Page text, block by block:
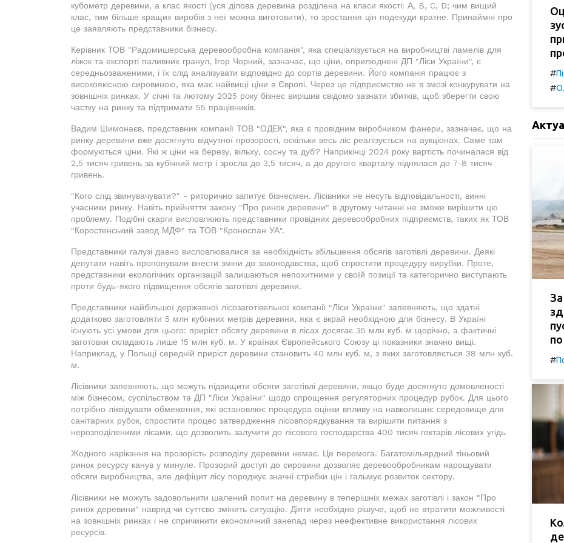
кубометр деревини, а клас якості (уся ділова деревина розділена на класи якості: А, B, C, D; чим вищий
клас, тим більше кращих виробів з неї можна виготовити), то зростання цін подекуди кратне. Принаймні про
це заявляють представники бізнесу.
Керівник ТОВ "Радомишерська деревообробна компанія", яка спеціалізується на виробництві ламелів для
ліжок та експорті паливних гранул, Ігор Чорний, зазначає, що ціни, оприлюднені ДП "Ліси України", є
середньозваженими, і їх слід аналізувати відповідно до сортів деревини. Його компанія працює з
високоякісною сировиною, яка має найвищі ціни в Європі. Через це підприємство не в змозі конкурувати на
зовнішніх ринках. У січні та лютому 2025 року бізнес вирішив свідомо зазнати збитків, щоб зберегти свою
частку на ринку та підтримати 55 працівників.
Вадим Шимонаєв, представник компанії ТОВ "ОДЕК", яка є провідним виробником фанери, зазначає, що на
ринку деревини вже досягнуто відчутної прозорості, оскільки весь ліс реалізується на аукціонах. Саме там
формуються ціни. Які ж ціни на березу, вільху, сосну та дуб? Наприкінці 2024 року вартість починалася від
2,5 тисяч гривень за кубічний метр і зросла до 3,5 тисяч, а до другого кварталу піднялася до 7-8 тисяч
гривень.
"Кого слід звинувачувати?" - риторично запитує бізнесмен. Лісівники не несуть відповідальності, винні
учасники ринку. Навіть прийняття закону "Про ринок деревини" в другому читанні не зможе вирішити цю
проблему. Подібні скарги висловлюють представники провідних деревообробних підприємств, таких як ТОВ
"Коростенський завод МДФ" та ТОВ "Кроноспан УА".
Представники галузі давно висловлювалися за необхідність збільшення обсягів заготівлі деревини. Деякі
депутати навіть пропонували внести зміни до законодавства, щоб спростити процедуру вирубки. Проте,
представники екологічних організацій залишаються непохитними у своїй позиції та категорично виступають
проти будь-якого підвищення обсягів заготівлі деревини.
Представники найбільшої державної лісозаготівельної компанії "Ліси України" запевняють, що здатні
додатково заготовляти 5 млн кубічних метрів деревини, яка є вкрай необхідною для бізнесу. В Україні
існують усі умови для цього: приріст обсягу деревини в лісах досягає 35 млн куб. м щорічно, а фактичні
заготовки складають лише 15 млн куб. м. У країнах Європейського Союзу ці показники значно вищі.
Наприклад, у Польщі середній приріст деревини становить 40 млн куб. м, з яких заготовляється 38 млн куб.
м.
Лісівники запевняють, що можуть підвищити обсяги заготівлі деревини, якщо буде досягнуто домовленості
між бізнесом, суспільством та ДП "Ліси України" щодо спрощення регуляторних процедур рубок. Для цього
потрібно ліквідувати обмеження, які встановлює процедура оцінки впливу на навколишнє середовище для
санітарних рубок, спростити процес затвердження лісовпорядкування та вирішити питання з
нерозподіленими лісами, що дозволить залучити до лісового господарства 400 тисяч гектарів лісових угідь.
Жодного нарікання на прозорість розподілу деревини немає. Це перемога. Багатомільярдний тіньовий
ринок ресурсу канув у минуле. Прозорий доступ до сировини дозволяє деревообробникам нарощувати
обсяги виробництва, але дефіцит лісу породжує значні стрибки цін і гальмує розвиток сектору.
Лісівники не можуть задовольнити шалений попит на деревину в теперішніх межах заготівлі і закон "Про
ринок деревини" навряд чи суттєво змінить ситуацію. Діяти необхідно рішуче, щоб не втратити можливості
на зовнішніх ринках і не спричинити економічний занепад через неефективне використання лісових
ресурсів.
#
#
#